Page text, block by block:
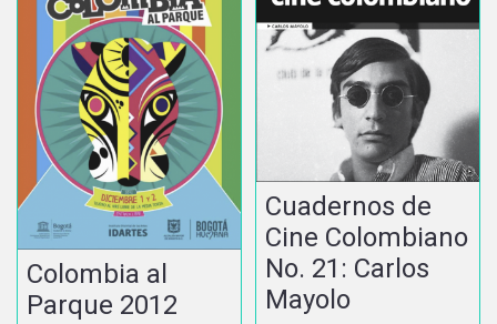
Colombia al
Parque 2012
Cuadernos de
Cine Colombiano
No. 21: Carlos
Mayolo